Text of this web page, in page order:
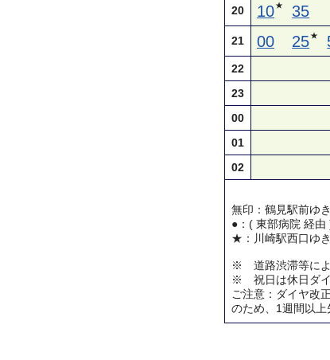
20 10★ 35
21 00 25★
22
23
00
01
02
無印：鶴見駅前ゆき
●：( 東部病院 経由
★：川崎駅西口ゆき
※ 道路渋滞等によ
※ 祝日は休日ダイ
ご注意：ダイヤ改
のため、1週間以上